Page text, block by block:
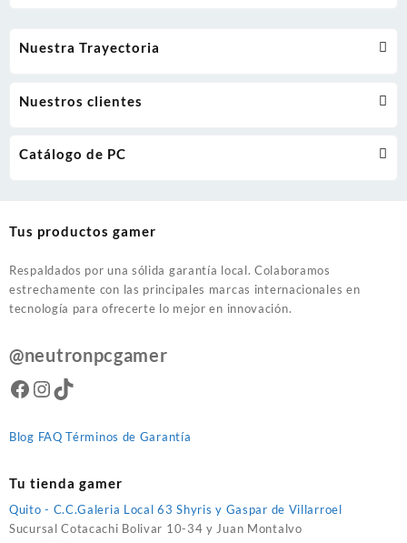
Nuestra Trayectoria
Nuestros clientes
Catálogo de PC
Tus productos gamer
Respaldados por una sólida garantía local. Colaboramos
estrechamente con las principales marcas internacionales en
tecnología para ofrecerte lo mejor en innovación.
@neutronpcgamer
Facebook
Instagram
TikTok
Blog FAQ Términos de Garantía
Tu tienda gamer
Quito - C.C.Galeria Local 63 Shyris y Gaspar de Villarroel
Sucursal Cotacachi Bolivar 10-34 y Juan Montalvo